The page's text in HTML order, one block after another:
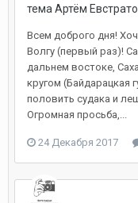
тема Артём
Всем доброго дня!
Волгу (первый раз)!
дальнем востоке,
кругом (Байдарацкая
половить судака и
Огромная просьба,...
24 Декабря 2017